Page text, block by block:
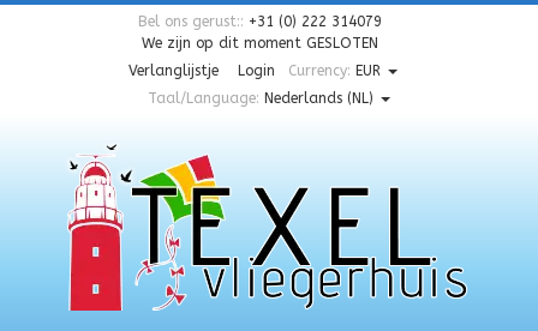
Bel ons gerust:: +31 (0) 222 314079
We zijn op dit moment GESLOTEN
Verlanglijstje
Login Currency: EUR
Taal/Language: Nederlands (NL)